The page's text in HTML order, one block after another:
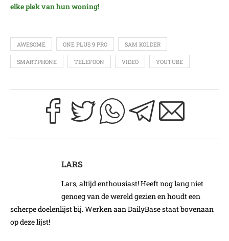
elke plek van hun woning!
AWESOME ONE PLUS 9 PRO SAM KOLDER
SMARTPHONE TELEFOON VIDEO YOUTUBE
LARS
Lars, altijd enthousiast! Heeft nog lang niet
genoeg van de wereld gezien en houdt een
scherpe doelenlijst bij. Werken aan DailyBase staat bovenaan
op deze lijst!